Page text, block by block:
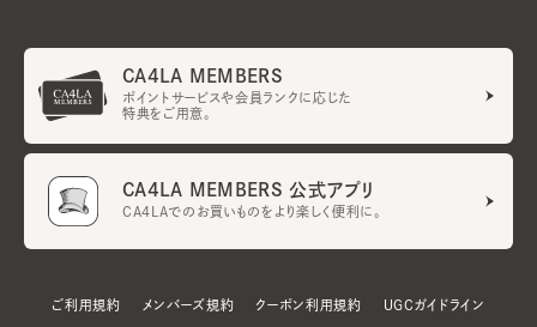
CA4LA MEMBERS
ポイントサービスや会員ランクに応じた
特典をご用意。
CA4LA MEMBERS 公式アプリ
CA4LAでのお買いものをより楽しく便利に。
ご利用規約 メンバーズ規約 クーポン利用規約 UGCガイドライン